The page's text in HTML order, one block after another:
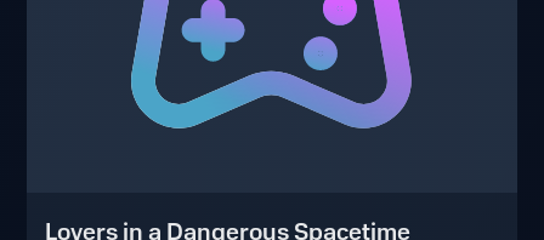
Lovers in a Dangerous Spacetime